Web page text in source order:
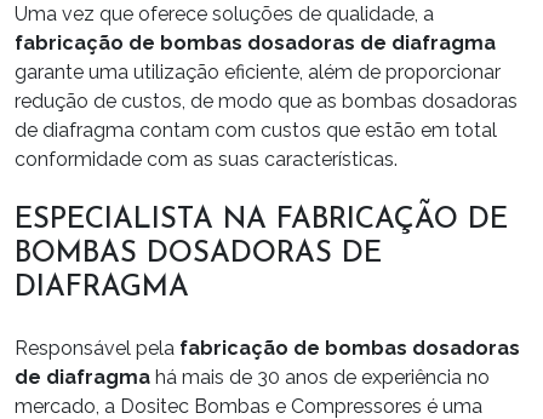
Uma vez que oferece soluções de qualidade, a
fabricação de bombas dosadoras de diafragma
garante uma utilização eficiente, além de proporcionar
redução de custos, de modo que as bombas dosadoras
de diafragma contam com custos que estão em total
conformidade com as suas características.
ESPECIALISTA NA FABRICAÇÃO DE
BOMBAS DOSADORAS DE
DIAFRAGMA
Responsável pela fabricação de bombas dosadoras
de diafragma há mais de 30 anos de experiência no
mercado, a Dositec Bombas e Compressores é uma